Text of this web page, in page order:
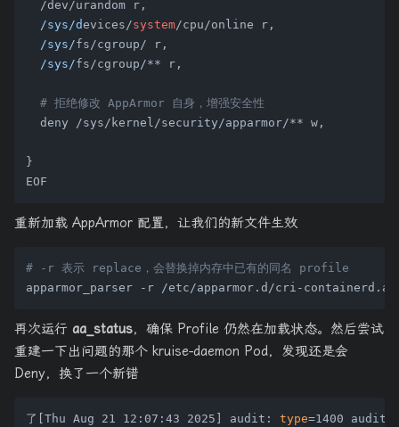
  /dev/urandom r,
/sys/devices/system/cpu/online r,
/sys/fs/cgroup/ r,
/sys/fs/cgroup/** r,
# 拒绝修改 AppArmor 自身，增强安全性
  deny /sys/kernel/security/apparmor/** w,
}
重新加载 AppArmor 配置，让我们的新文件生效
# -r 表示 replace，会替换掉内存中已有的同名 profile
再次运行 aa_status，确保 Profile 仍然在加载状态。然后尝试
重建一下出问题的那个 kruise-daemon Pod，发现还是会
Deny，换了一个新错
了[Thu Aug 21 12:07:43 2025] audit: type=1400